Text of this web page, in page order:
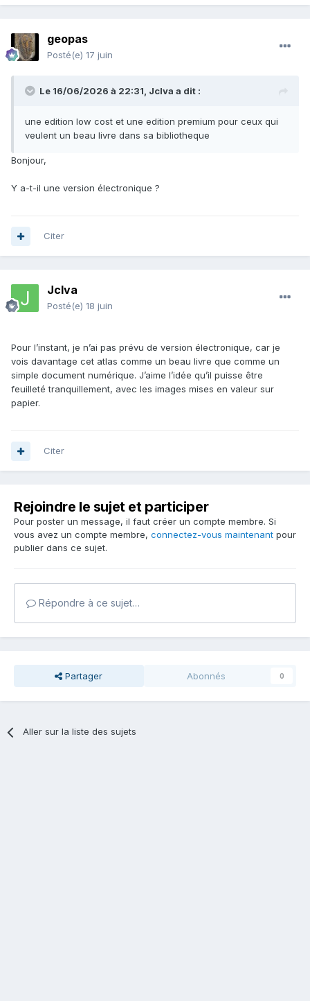
geopas
Posté(e) 17 juin
Le 16/06/2026 à 22:31, Jclva a dit :
une edition low cost et une edition premium pour ceux qui
veulent un beau livre dans sa bibliotheque
Bonjour,
Y a-t-il une version électronique ?
Citer
Jclva
Posté(e) 18 juin
Pour l’instant, je n’ai pas prévu de version électronique, car je
vois davantage cet atlas comme un beau livre que comme un
simple document numérique. J’aime l’idée qu’il puisse être
feuilleté tranquillement, avec les images mises en valeur sur
papier.
Citer
Rejoindre le sujet et participer
Pour poster un message, il faut créer un compte membre. Si
vous avez un compte membre, connectez-vous maintenant pour
publier dans ce sujet.
Répondre à ce sujet…
Partager Abonnés 0
Aller sur la liste des sujets